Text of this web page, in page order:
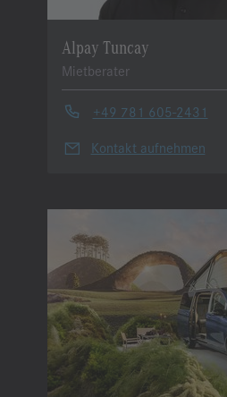
Alpay Tuncay
Mietberater
+49 781 605-2431
Kontakt aufnehmen